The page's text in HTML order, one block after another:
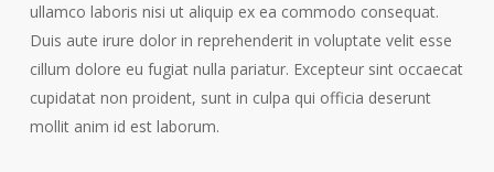
ullamco laboris nisi ut aliquip ex ea commodo consequat.
Duis aute irure dolor in reprehenderit in voluptate velit esse
cillum dolore eu fugiat nulla pariatur. Excepteur sint occaecat
cupidatat non proident, sunt in culpa qui officia deserunt
mollit anim id est laborum.